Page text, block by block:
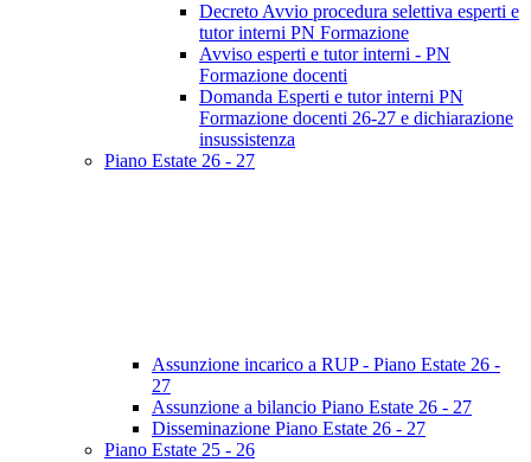
Decreto Avvio procedura selettiva esperti e
tutor interni PN Formazione
Avviso esperti e tutor interni - PN
Formazione docenti
Domanda Esperti e tutor interni PN
Formazione docenti 26-27 e dichiarazione
insussistenza
Piano Estate 26 - 27
Assunzione incarico a RUP - Piano Estate 26 -
27
Assunzione a bilancio Piano Estate 26 - 27
Disseminazione Piano Estate 26 - 27
Piano Estate 25 - 26